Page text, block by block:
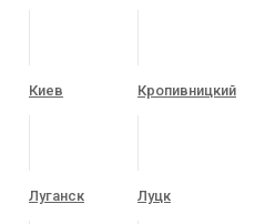
Киев Кропивницкий
Луганск Луцк